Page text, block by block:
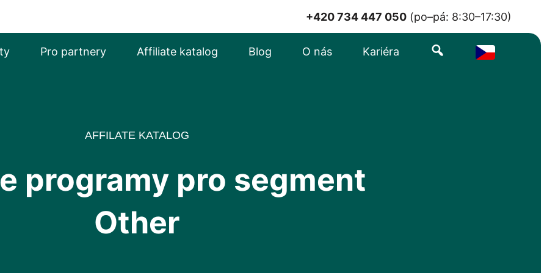
+420 734 447 050 (po–pá: 8:30–17:30)
Pro partnery Affiliate katalog Blog O nás Kariéra Search
AFFILATE KATALOG
programy pro segment
Other